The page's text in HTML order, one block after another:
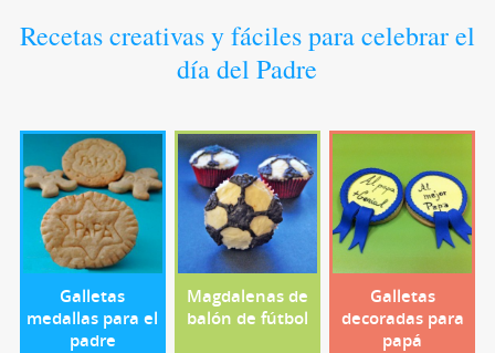
Recetas creativas y fáciles para celebrar el
día del Padre
Galletas
medallas para el
padre
Magdalenas de
balón de fútbol
Galletas
decoradas para
papá